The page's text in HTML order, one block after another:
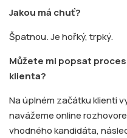
Jakou má chuť?
Špatnou. Je hořký, trpký.
Můžete mi popsat
klienta?
Na úplném začátku klienti
navážeme online
vhodného kandidáta,